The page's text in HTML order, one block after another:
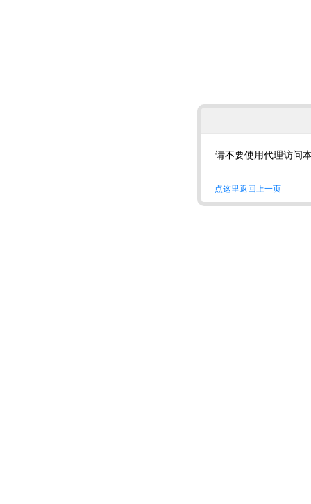
请不要使用代理访问
点这里返回上一页